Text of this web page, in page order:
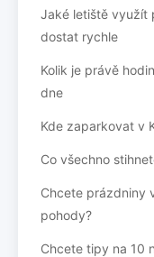
Jaké letiště využít
dostat rychle
Kolik je právě
dne
Kde zaparkovat v
Co všechno
Chcete prázdniny
pohody?
Chcete tipy na 10